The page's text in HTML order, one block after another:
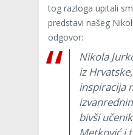
tog razloga upitali
predstavi našeg
odgovor:
Nikola
iz
inspiracija
bivši
Metković i